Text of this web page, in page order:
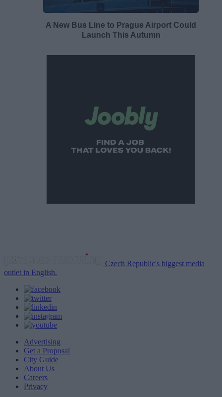
A New Bus Line to Prague Airport Could
Launch This Autumn
Czech Republic's biggest media
outlet in English.
Advertising
Get a Proposal
City Guide
About Us
Careers
Privacy